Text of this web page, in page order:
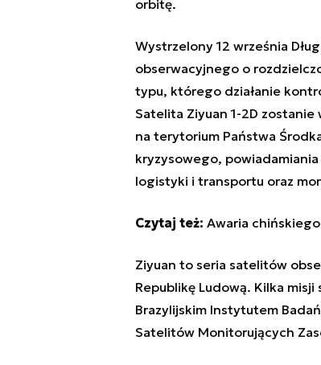
orbitę.
Wystrzelony 12 września
obserwacyjnego o
typu, którego działanie
Satelita Ziyuan 1-2D
na terytorium Państwa
kryzysowego,
logistyki i transportu oraz
Czytaj też: Awaria
Ziyuan to seria satelitów
Republikę Ludową. Kilka
Brazylijskim Instytutem
Satelitów Monitorujących